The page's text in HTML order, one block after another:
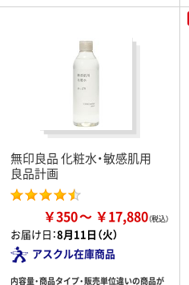
無印良品 化粧水・敏感肌用
良品計画
￥350 ￥17,880
お届け日：8月11日（火）
アスクル在庫商品
内容量・商品タイプ・販売単位違いの商品が